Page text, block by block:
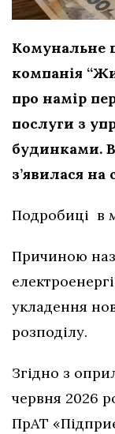
Комунальне
компанія
про намір
послуги з
будинками.
з’явилася на
Подробиці в
Причиною
укладення
розподілу.
Згідно з
червня 2026
ПрАТ